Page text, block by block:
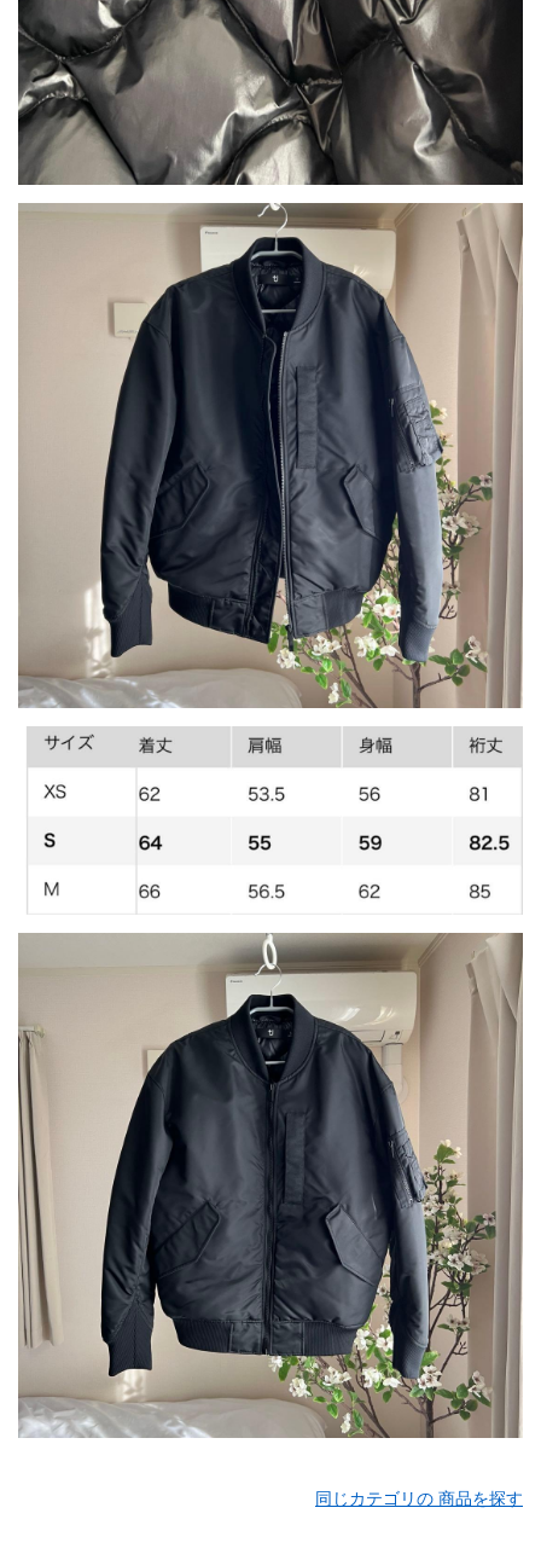
同じカテゴリの 商品を探す